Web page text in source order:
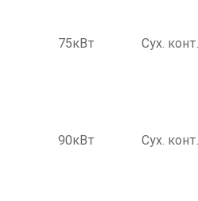
75кВт Сух.
90кВт Сух.